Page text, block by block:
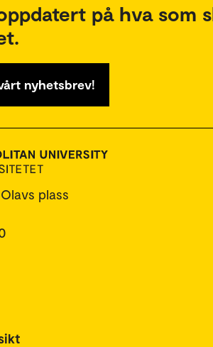
på hva som
nyhetsbrev!
plass